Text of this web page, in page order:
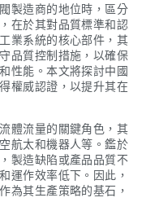
製造商的地位時，區分
在於其對品質標準和認
業系統的核心部件，其
品質控制措施，以確保
性能。本文將探討中國
權威認證，以提升其在
體流量的關鍵角色，其
航太和機器人等。鑑於
製造缺陷或產品品質不
運作效率低下。因此，
為其生產策略的基石，